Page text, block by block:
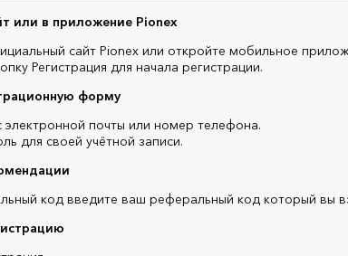
или в приложение Pionex
сайт Pionex или откройте мобильное
Регистрация для начала регистрации.
форму
электронной почты или номер телефона.
для своей учётной записи.
код введите ваш реферальный код который вы